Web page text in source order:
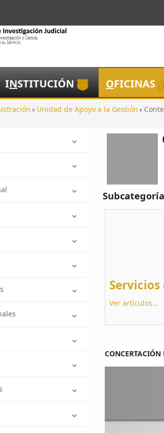
INSTITUCIÓN OFICINAS
Unidad de Apoyo a la Gestión
Servicios
Ver artículos...